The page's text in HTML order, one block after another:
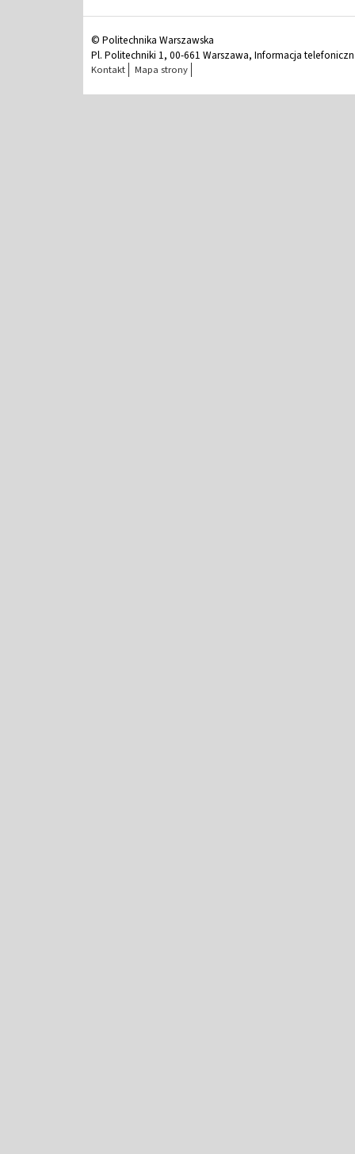
© Politechnika Warszawska
Pl. Politechniki 1, 00-661 Warszawa, Informacja
Kontakt Mapa strony